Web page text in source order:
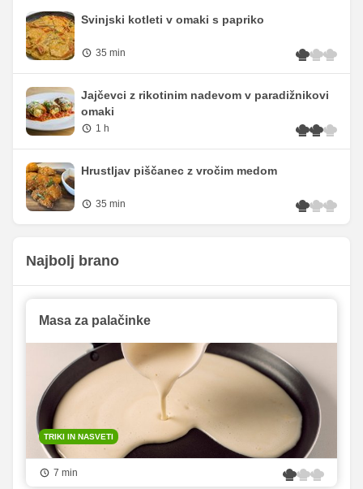
Svinjski kotleti v omaki s papriko
35 min
Jajčevci z rikotinim nadevom v paradižnikovi
omaki
1 h
Hrustljav piščanec z vročim medom
35 min
Najbolj brano
Masa za palačinke
TRIKI IN NASVETI
7 min